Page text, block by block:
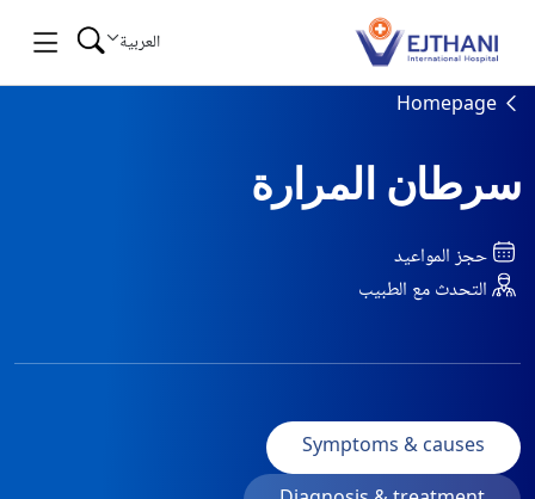
العربية
سرطان المرارة
حجز المواعيد
التحدث مع الطبيب
Symptoms & causes